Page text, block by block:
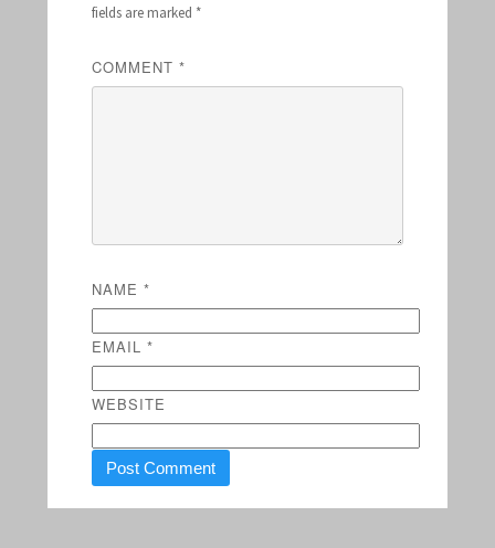
fields are marked *
COMMENT *
NAME *
EMAIL *
WEBSITE